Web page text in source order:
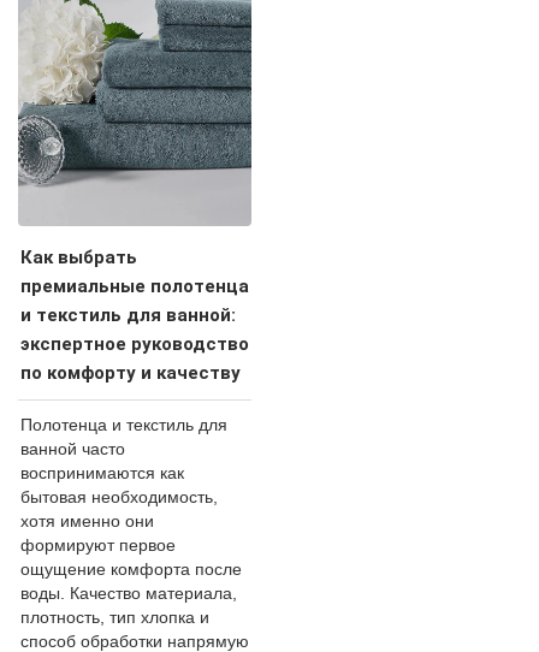
Как выбрать
премиальные полотенца
и текстиль для ванной:
экспертное руководство
по комфорту и качеству
Полотенца и текстиль для
ванной часто
воспринимаются как
бытовая необходимость,
хотя именно они
формируют первое
ощущение комфорта после
воды. Качество материала,
плотность, тип хлопка и
способ обработки напрямую